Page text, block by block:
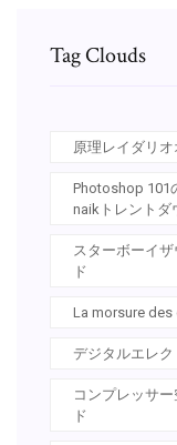
Tag Clouds
原理レイダリ
Photoshop 101
naikトレントダ
スターボーイ
ド
La morsure des
デジタルエレ
コンプレッサ
ド